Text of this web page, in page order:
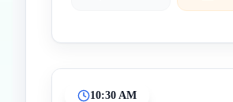
10:30 AM